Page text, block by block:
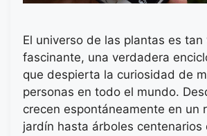
El universo de las plantas es
fascinante, una verdadera
que despierta la curiosidad de
personas en todo el mundo.
crecen espontáneamente en un
jardín hasta árboles centenarios